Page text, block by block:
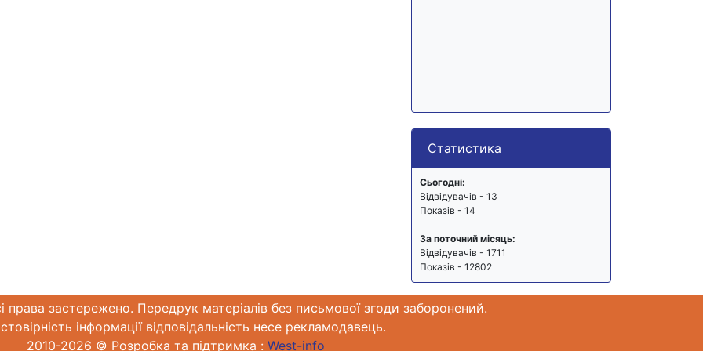
Статистика
Сьогодні:
Відвідувачів - 13
Показів - 14
За поточний місяць:
Відвідувачів - 1711
Показів - 12802
права застережено. Передрук матеріалів без письмової згоди заборонений.
інформації відповідальність несе рекламодавець.
2010-2026 © Розробка та підтримка : West-info